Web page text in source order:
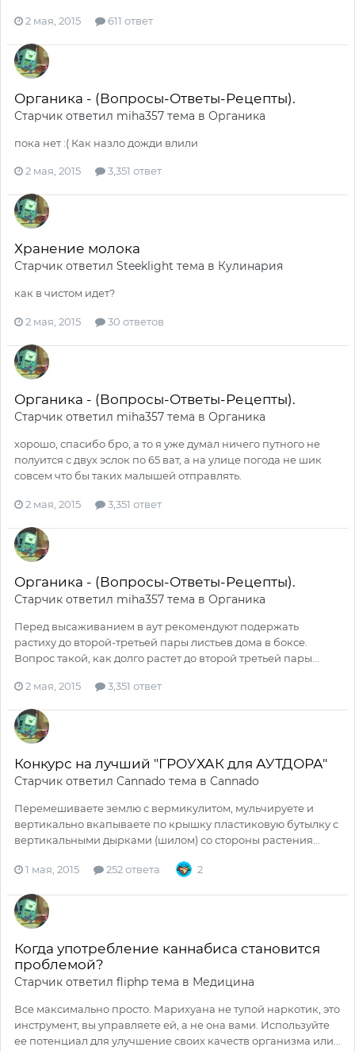
2 мая, 2015 611 ответ
Органика - (Вопросы-Ответы-Рецепты).
Старчик ответил miha357 тема в Органика
пока нет :( Как назло дожди влили
2 мая, 2015 3,351 ответ
Хранение молока
Старчик ответил Steeklight тема в Кулинария
как в чистом идет?
2 мая, 2015 30 ответов
Органика - (Вопросы-Ответы-Рецепты).
Старчик ответил miha357 тема в Органика
хорошо, спасибо бро, а то я уже думал ничего путного не
полуится с двух эслок по 65 ват, а на улице погода не шик
совсем что бы таких малышей отправлять.
2 мая, 2015 3,351 ответ
Органика - (Вопросы-Ответы-Рецепты).
Старчик ответил miha357 тема в Органика
Перед высаживанием в аут рекомендуют подержать
растиху до второй-третьей пары листьев дома в боксе.
Вопрос такой, как долго растет до второй третьей пары...
2 мая, 2015 3,351 ответ
Конкурс на лучший "ГРОУХАК для АУТДОРА"
Старчик ответил Cannado тема в Cannado
Перемешиваете землю с вермикулитом, мульчируете и
вертикально вкапываете по крышку пластиковую бутылку с
вертикальными дырками (шилом) со стороны растения...
1 мая, 2015 252 ответа 2
Когда употребление каннабиса становится
проблемой?
Старчик ответил fliphp тема в Медицина
Все максимально просто. Марихуана не тупой наркотик, это
инструмент, вы управляете ей, а не она вами. Используйте
ее потенциал для улучшение своих качеств организма или...